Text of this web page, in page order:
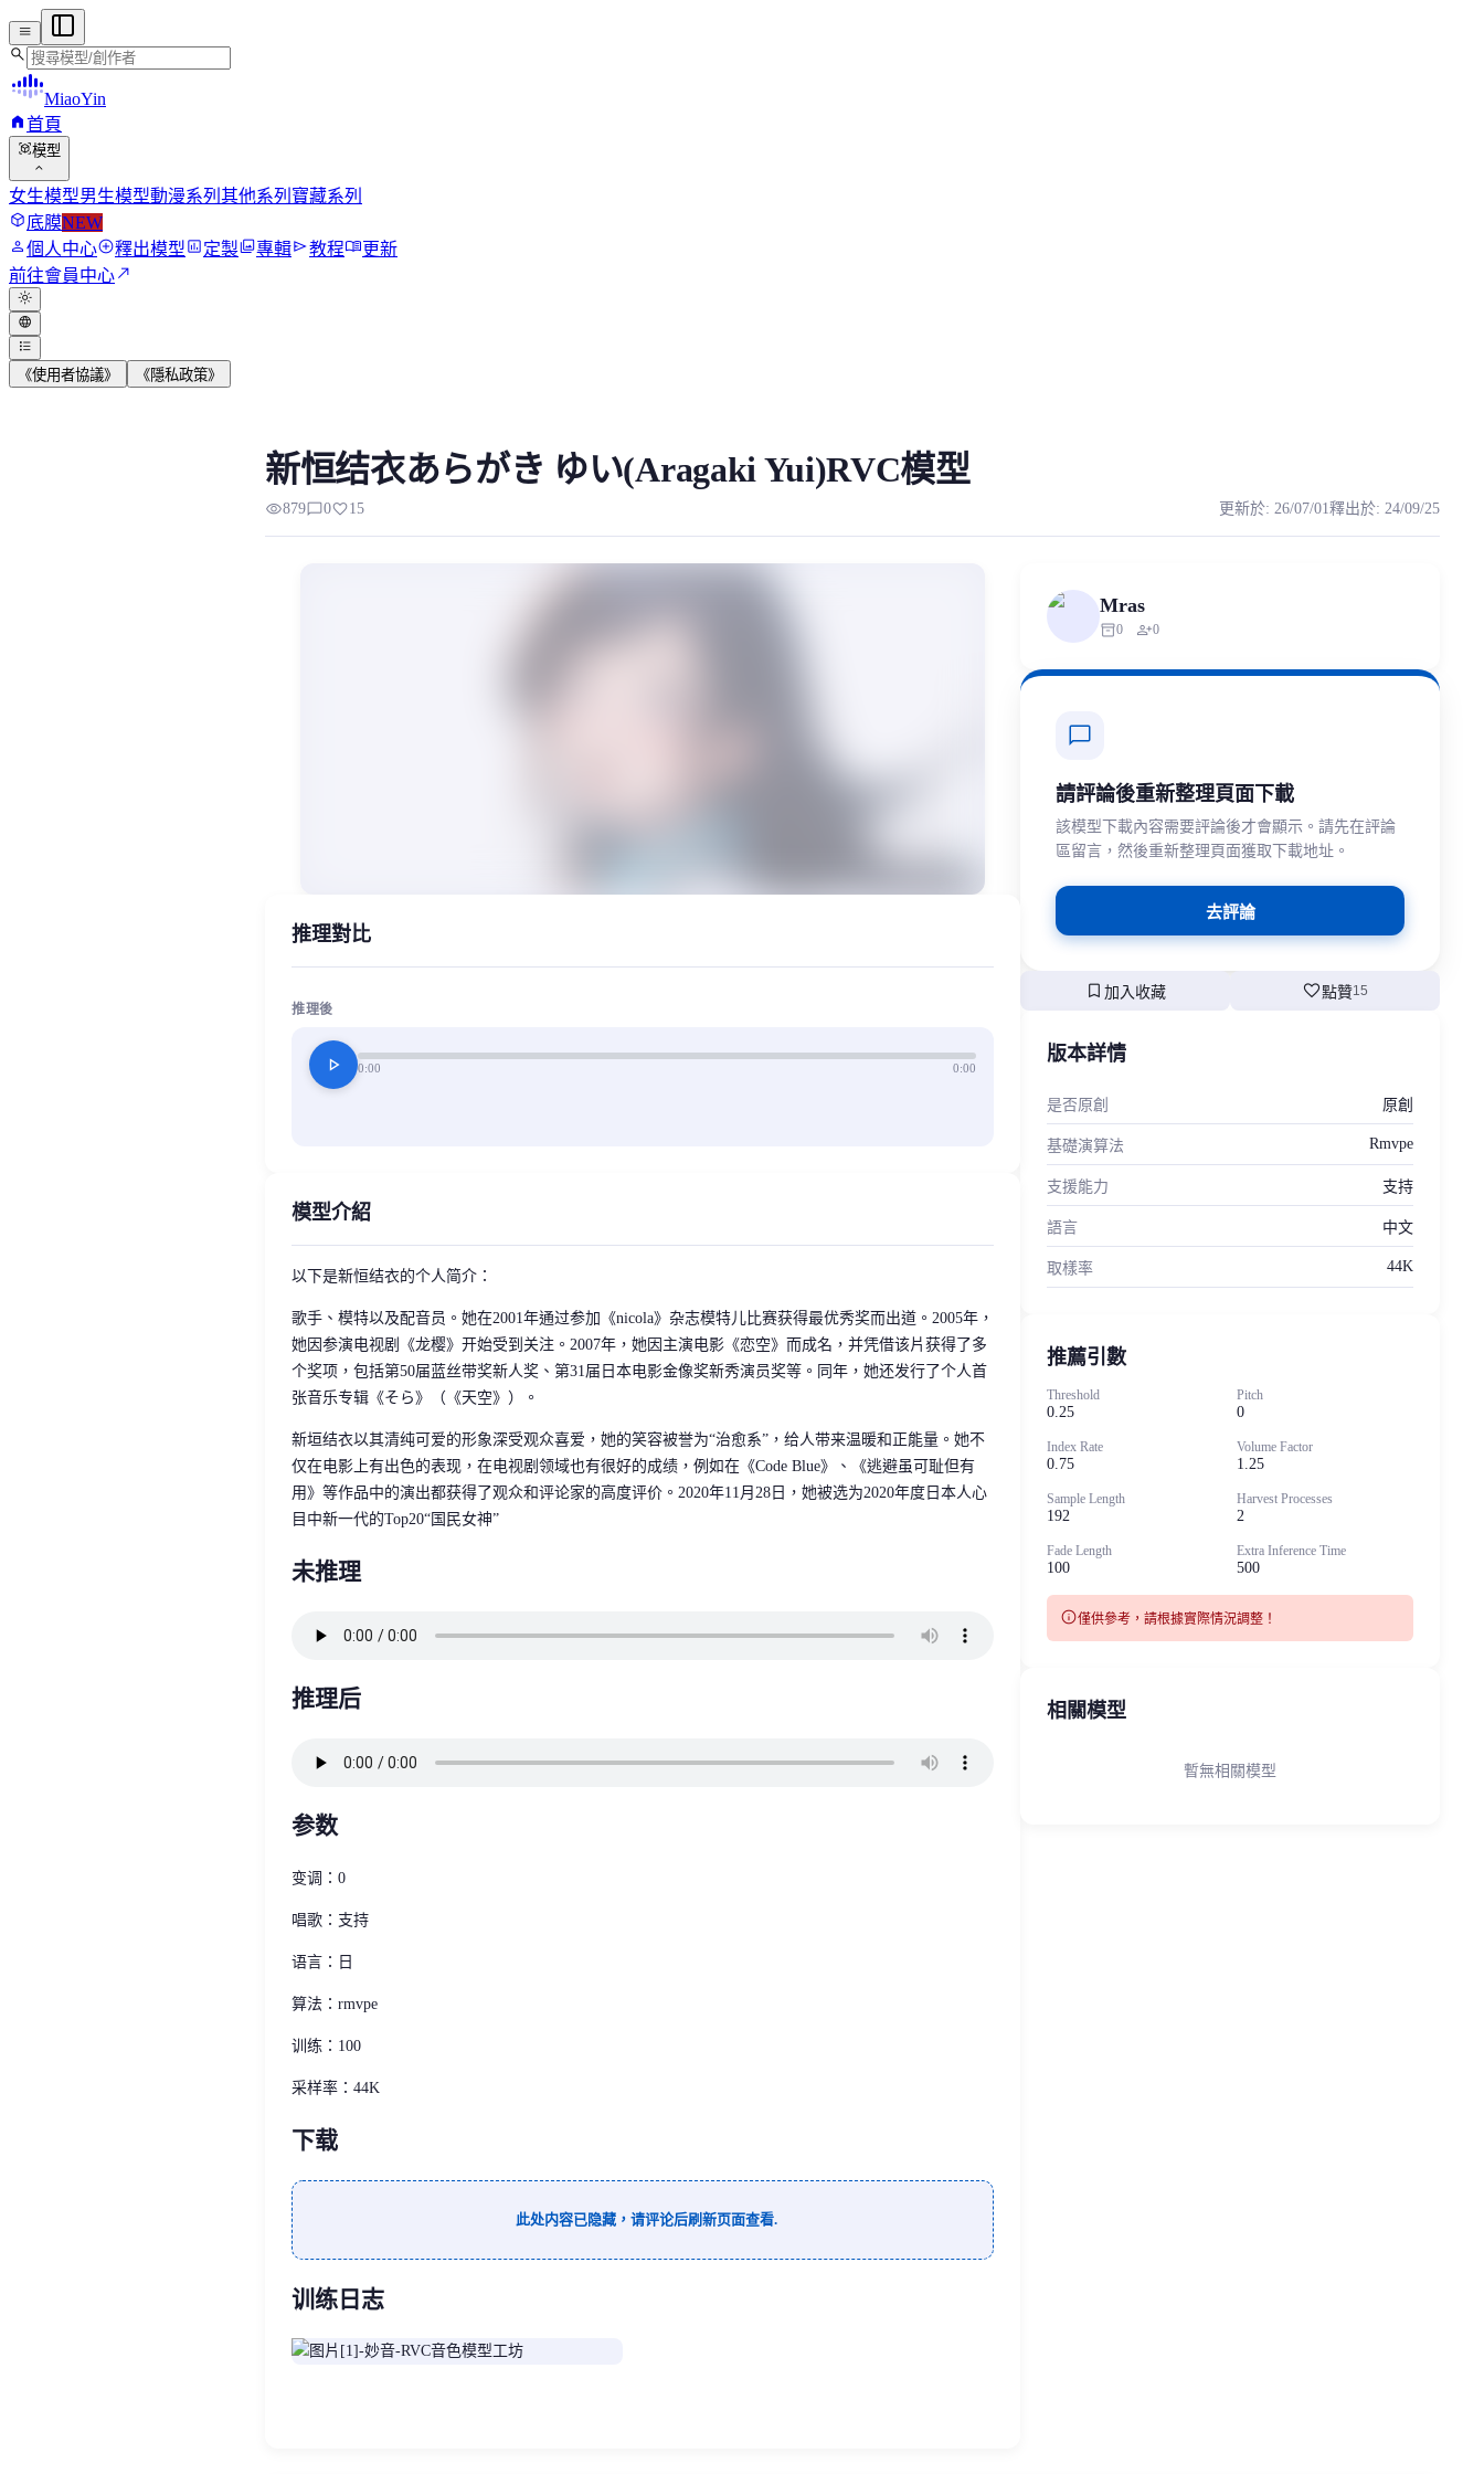
menu
search
MiaoYin
home首頁
view_in_ar模型
expand_more
女生模型男生模型動漫系列 其他系列 寶藏系列
deployed_code底膜NEW
person個人中心add_circle釋出模型assessment定製photo_library專輯send教程menu_book更新
前往會員中心north_east
light_mode
language
format_list_bulleted
《使用者協議》 《隱私政策》
以下是新恒結衣的個人簡介： 歌手、模特以及配音員。她在200...
MiaoYin Original Content. Official source: https://klrvc.com. Source: https://klrvc.com/zh-TW/mxgf/1891. Unauthorized scraping, republishing, model data cloning, or commercial
新恒结衣あらがき ゆい(Aragaki Yui)RVC模型
visibility879chat_bubble_outline0favorite15 更新於: 26/07/01釋出於: 24/09/25
推理對比
推理後
play_arrow 0:00 0:00
模型介紹
以下是新恒结衣的个人简介：
歌手、模特以及配音员。她在2001年通过参加《nicola》杂志模特儿比赛获得最优秀奖而出道。2005年，
她因参演电视剧《龙樱》开始受到关注。2007年，她因主演电影《恋空》而成名，并凭借该片获得了多
个奖项，包括第50届蓝丝带奖新人奖、第31届日本电影金像奖新秀演员奖等。同年，她还发行了个人首
张音乐专辑《そら》（《天空》）。
新垣结衣以其清纯可爱的形象深受观众喜爱，她的笑容被誉为“治愈系”，给人带来温暖和正能量。她不
仅在电影上有出色的表现，在电视剧领域也有很好的成绩，例如在《Code Blue》、《逃避虽可耻但有
用》等作品中的演出都获得了观众和评论家的高度评价。2020年11月28日，她被选为2020年度日本人心
目中新一代的Top20“国民女神”
未推理
推理后
参数
变调：0
唱歌：支持
语言：日
算法：rmvpe
训练：100
采样率：44K
下载
此处内容已隐藏，请评论后刷新页面查看.
训练日志
Mras
inventory_20 person_add0
chat_bubble
請評論後重新整理頁面下載
該模型下載內容需要評論後才會顯示。請先在評論
區留言，然後重新整理頁面獲取下載地址。
去評論
bookmark 加入收藏 favorite點贊15
版本詳情
是否原創 原創
基礎演算法 Rmvpe
支援能力 支持
語言 中文
取樣率 44K
推薦引數
Threshold
0.25
Pitch
0
Index Rate
0.75
Volume Factor
1.25
Sample Length
192
Harvest Processes
2
Fade Length
100
Extra Inference Time
500
info僅供參考，請根據實際情況調整！
相關模型
暫無相關模型